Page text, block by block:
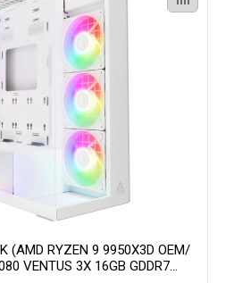
(AMD RYZEN 9 9950X3D OEM/
VENTUS 3X 16GB GDDR7